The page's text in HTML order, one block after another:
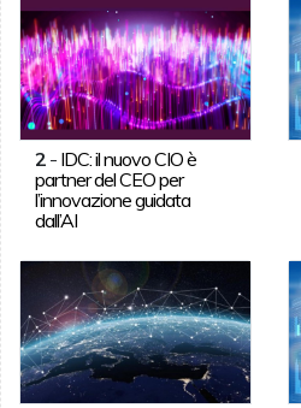
2- IDC: il nuovo CIO è
partner del CEO per
l’innovazione guidata
dall’AI